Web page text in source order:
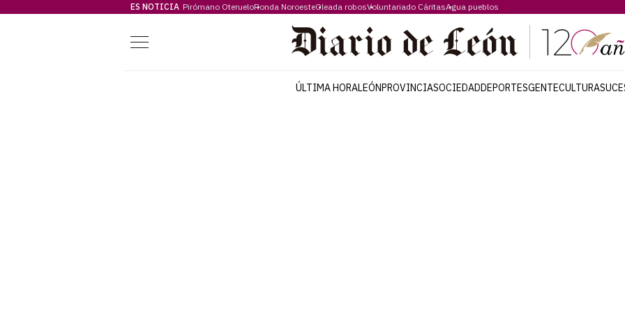
ES NOTICIA Pirómano OterueloRonda NoroesteOleada robosVoluntariado CáritasAgua pueblos
Menú
ÚLTIMA HORALEÓNPROVINCIASOCIEDADDEPORTESGENTECULTURA